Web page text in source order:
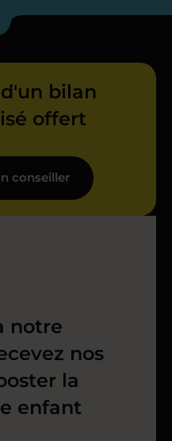
bilan
offert
conseiller
notre
nos
la
enfant